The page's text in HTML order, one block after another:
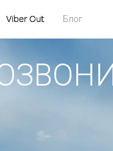
Viber Out Блог